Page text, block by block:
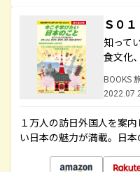
Ｓ０
知って
食文化
BOOKS
１万人の訪日外国人を案
い日本の魅力が満載。日